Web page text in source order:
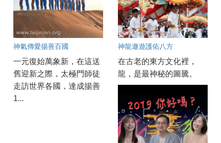
神氣傳愛揚善百國
一元復始萬象新，在這送
舊迎新之際，太極門師徒
走訪世界各國，達成揚善
1...
神龍遨遊護佑八方
在古老的東方文化裡，
龍，是最神秘的圖騰。